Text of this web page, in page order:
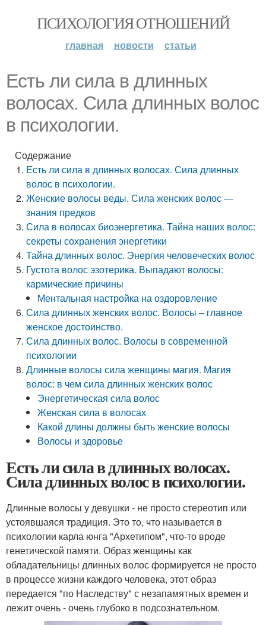
ПСИХОЛОГИЯ ОТНОШЕНИЙ
главная новости статьи
Есть ли сила в длинных
волосах. Сила длинных волос
в психологии.
Содержание
Есть ли сила в длинных волосах. Сила длинных
волос в психологии.
Женские волосы веды. Сила женских волос —
знания предков
Сила в волосах биоэнергетика. Тайна наших волос:
секреты сохранения энергетики
Тайна длинных волос. Энергия человеческих волос
Густота волос эзотерика. Выпадают волосы:
кармические причины
Ментальная настройка на оздоровление
Сила длинных женских волос. Волосы – главное
женское достоинство.
Сила длинных волос. Волосы в современной
психологии
Длинные волосы сила женщины магия. Магия
волос: в чем сила длинных женских волос
Энергетическая сила волос
Женская сила в волосах
Какой длины должны быть женские волосы
Волосы и здоровье
Есть ли сила в длинных волосах.
Сила длинных волос в психологии.
Длинные волосы у девушки - не просто стереотип или
устоявшаяся традиция. Это то, что называется в
психологии карла юнга "Архетипом", что-то вроде
генетической памяти. Образ женщины как
обладательницы длинных волос формируется не просто
в процессе жизни каждого человека, этот образ
передается "по Наследству" с незапамятных времен и
лежит очень - очень глубоко в подсознательном.